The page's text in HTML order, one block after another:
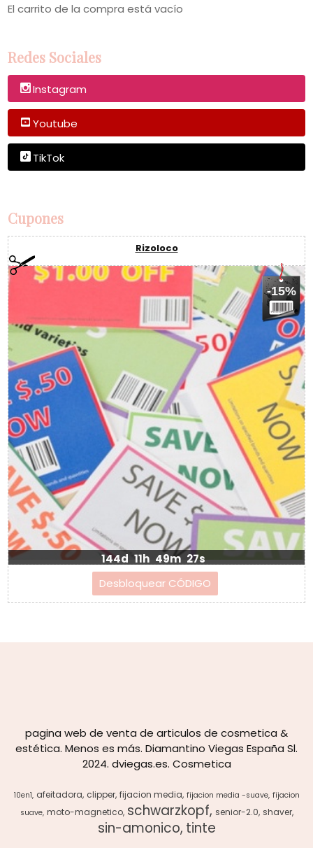
El carrito de la compra está vacío
Redes Sociales
Instagram
Youtube
TikTok
Cupones
Rizoloco
-15%
144d 11h 49m 27s
pagina web de venta de articulos de cosmetica &
estética. Menos es más. Diamantino Viegas España Sl.
2024. dviegas.es. Cosmetica
10en1 afeitadora clipper fijacion media fijacion media -suave fijacion
suave moto-magnetico schwarzkopf senior-2.0 shaver
sin-amonico tinte